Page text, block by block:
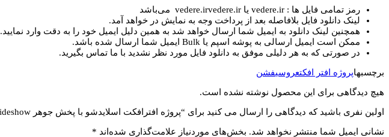
رمز تمامی فایل ها : vedere.ir یا vedere.irvedere.ir می‌باشد
لینک دانلود فایل بلافاصله بعد از پرداخت وجه به نمایش در خواهد آمد.
همچنین لینک دانلود به ایمیل شما ارسال خواهد شد به همین دلیل ایمیل خود را به دقت وارد نمایید.
ممکن است ایمیل ارسالی به پوشه اسپم یا Bulk ایمیل شما ارسال شده باشد.
در صورتی که به هر دلیلی موفق به دانلود فایل مورد نظر نشدید با ما تماس بگیرید.
برچسبهاپروژه افتر افکتعروسیفشن
هیچ دیدگاهی برای این محصول نوشته نشده است.
اولین نفری باشید که دیدگاهی را ارسال می کنید برای “پروژه افترافکت اسلایدشو با پخش جوهر Perfect Ink Memories Slideshow”
نشانی ایمیل شما منتشر نخواهد شد. بخش‌های موردنیاز علامت‌گذاری شده‌اند *